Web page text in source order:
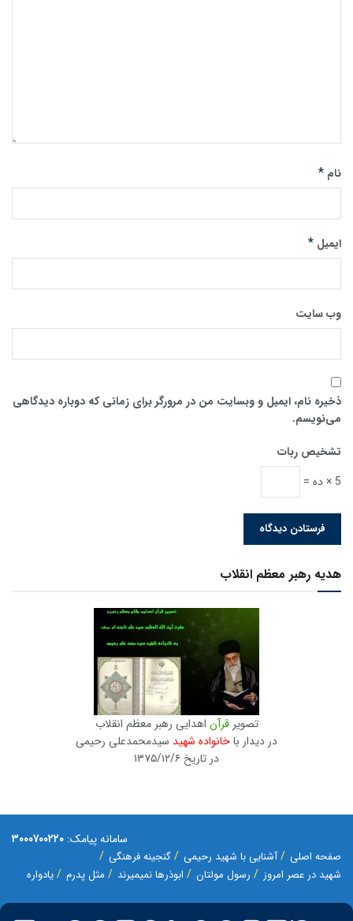
نام *
ایمیل *
وب‌ سایت
ذخیره نام، ایمیل و وبسایت من در مرورگر برای زمانی که دوباره دیدگاهی
می‌نویسم.
تشخیص ربات
5 × ده =
هدیه رهبر معظم انقلاب
تصویرقرآن اهدایی رهبر معظم انقلاب
در دیدار باخانواده شهید سیدمحمدعلی رحیمی
در تاریخ ۱۳۷۵/۱۲/۶
سامانه پیامک: ۳۰۰۰۷۰۰۲۲۰
صفحه اصلی آشنایی با شهید رحیمی
گنجینه فرهنگی
شهید در عصر امروز
رسول مولتان ابوذرها نمیمیرند مثل پدرم یادواره